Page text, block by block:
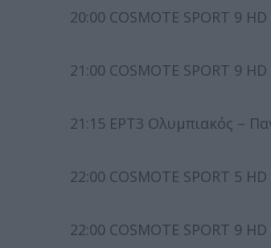
20:00 COSMOTE SPORT 9
21:00 COSMOTE SPORT 9
21:15 ΕΡΤ3 Ολυμπιακός –
22:00 COSMOTE SPORT 5
22:00 COSMOTE SPORT 9